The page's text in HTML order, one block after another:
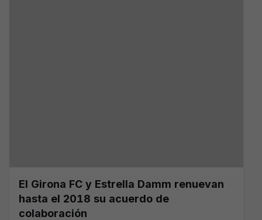
El Girona FC y Estrella Damm renuevan
hasta el 2018 su acuerdo de
colaboración